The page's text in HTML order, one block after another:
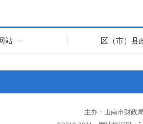
站 区（市）县
主办：山南市财政